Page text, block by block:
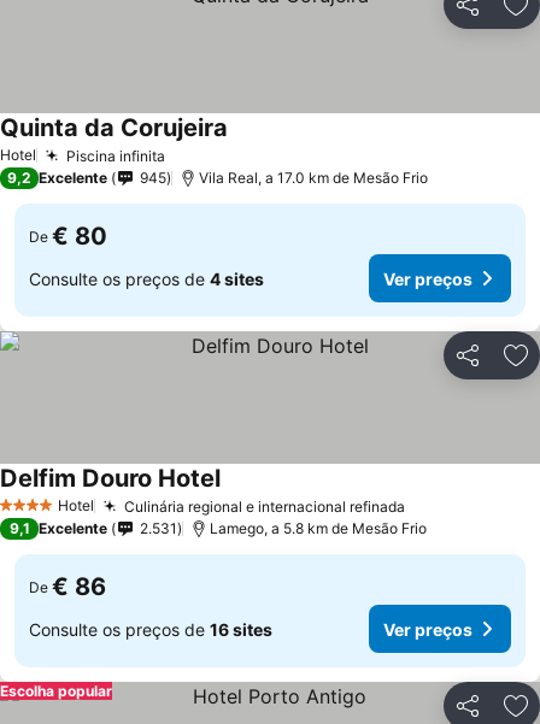
Partilhar
Hotel Piscina infinita
Quinta da Corujeira
9,2 Excelente 945 Vila Real, a 17.0 km de Mesão Frio
De € 80
Consulte os preços de 4 sites Ver preços
Partilhar
4 EstrelasHotel Culinária regional e internacional refinada
Delfim Douro Hotel
9,1 Excelente 2.531 Lamego, a 5.8 km de Mesão Frio
De € 86
Consulte os preços de 16 sites Ver preços
Partilhar
Escolha popular